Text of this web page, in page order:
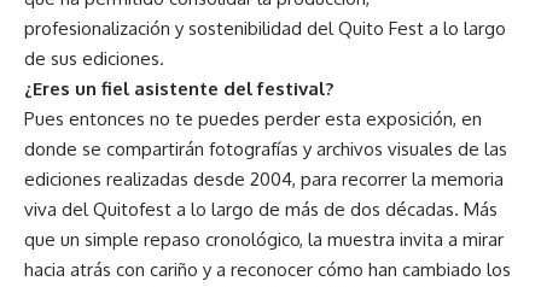
profesionalización y sostenibilidad del Quito Fest a lo largo
de sus ediciones.
¿Eres un fiel asistente del festival?
Pues entonces no te puedes perder esta exposición, en
donde se compartirán fotografías y archivos visuales de las
ediciones realizadas desde 2004, para recorrer la memoria
viva del Quitofest a lo largo de más de dos décadas. Más
que un simple repaso cronológico, la muestra invita a mirar
hacia atrás con cariño y a reconocer cómo han cambiado los